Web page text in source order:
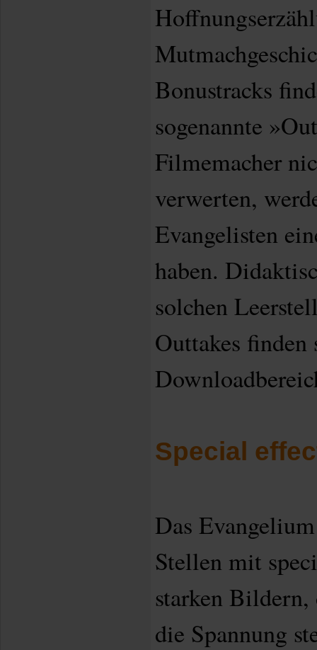
Bonustracks
sogenannte
Filmemacher
verwerten,
Evangelisten
haben.
solchen
Outtakes
Special
Das
Stellen mit
starken
die Spannung